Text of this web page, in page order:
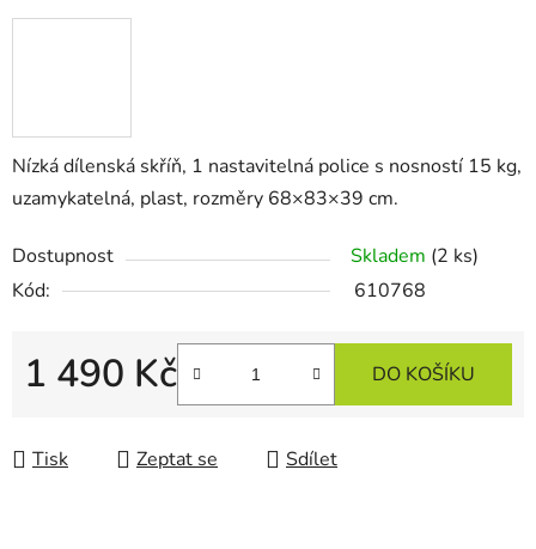
Nízká dílenská skříň, 1 nastavitelná police s nosností 15 kg,
uzamykatelná, plast, rozměry 68×83×39 cm.
Dostupnost Skladem (2 ks)
Kód:
610768
1 490 Kč DO KOŠÍKU
Tisk Zeptat se Sdílet